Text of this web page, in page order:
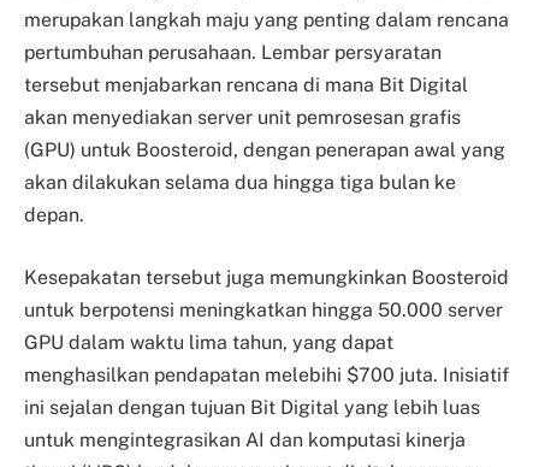
merupakan langkah maju yang penting dalam rencana
pertumbuhan perusahaan. Lembar persyaratan
tersebut menjabarkan rencana di mana Bit Digital
akan menyediakan server unit pemrosesan grafis
(GPU) untuk Boosteroid, dengan penerapan awal yang
akan dilakukan selama dua hingga tiga bulan ke
depan.
Kesepakatan tersebut juga memungkinkan Boosteroid
untuk berpotensi meningkatkan hingga 50.000 server
GPU dalam waktu lima tahun, yang dapat
menghasilkan pendapatan melebihi $700 juta. Inisiatif
ini sejalan dengan tujuan Bit Digital yang lebih luas
untuk mengintegrasikan AI dan komputasi kinerja